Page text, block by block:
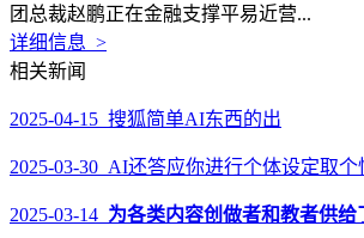
团总裁赵鹏正在金融支撑平易近营...
详细信息 >
相关新闻
2025-04-15 搜狐简单AI东西的出
2025-03-30 AI还答应你进行个体设定取个
2025-03-14 为各类内容创做者和教者供给